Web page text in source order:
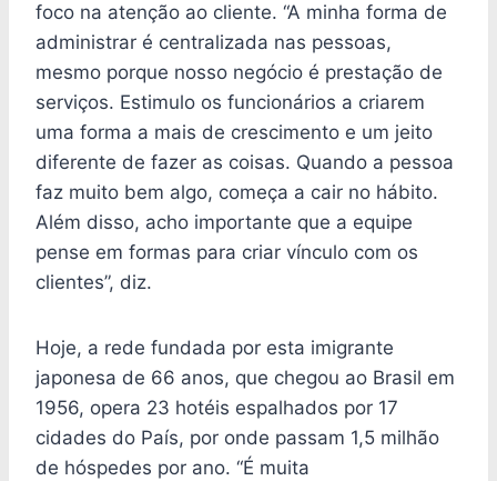
foco na atenção ao cliente. “A minha forma de
administrar é centralizada nas pessoas,
mesmo porque nosso negócio é prestação de
serviços. Estimulo os funcionários a criarem
uma forma a mais de crescimento e um jeito
diferente de fazer as coisas. Quando a pessoa
faz muito bem algo, começa a cair no hábito.
Além disso, acho importante que a equipe
pense em formas para criar vínculo com os
clientes”, diz.
Hoje, a rede fundada por esta imigrante
japonesa de 66 anos, que chegou ao Brasil em
1956, opera 23 hotéis espalhados por 17
cidades do País, por onde passam 1,5 milhão
de hóspedes por ano. “É muita